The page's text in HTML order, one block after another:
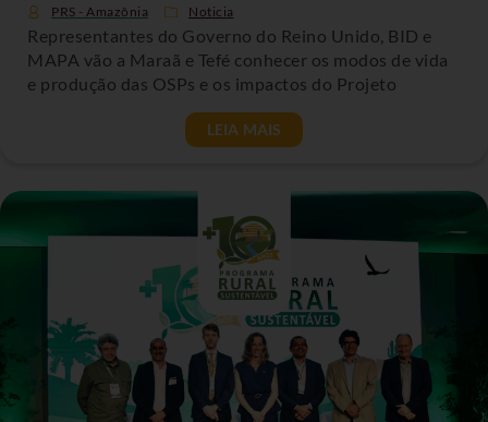
PRS - Amazônia Noticia
Representantes do Governo do Reino Unido, BID e
MAPA vão a Maraã e Tefé conhecer os modos de vida
e produção das OSPs e os impactos do Projeto
LEIA MAIS